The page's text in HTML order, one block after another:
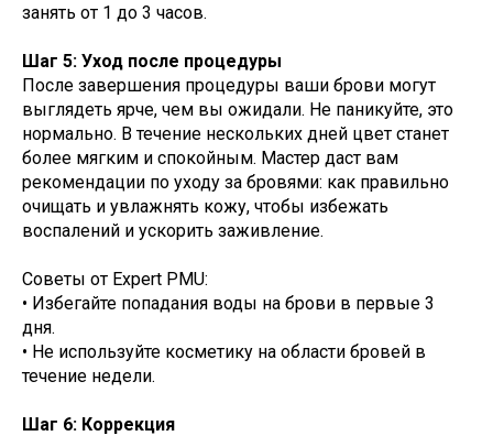
занять от 1 до 3 часов.
Шаг 5: Уход после процедуры
После завершения процедуры ваши брови могут
выглядеть ярче, чем вы ожидали. Не паникуйте, это
нормально. В течение нескольких дней цвет станет
более мягким и спокойным. Мастер даст вам
рекомендации по уходу за бровями: как правильно
очищать и увлажнять кожу, чтобы избежать
воспалений и ускорить заживление.
Советы от Expert PMU:
• Избегайте попадания воды на брови в первые 3
дня.
• Не используйте косметику на области бровей в
течение недели.
Шаг 6: Коррекция